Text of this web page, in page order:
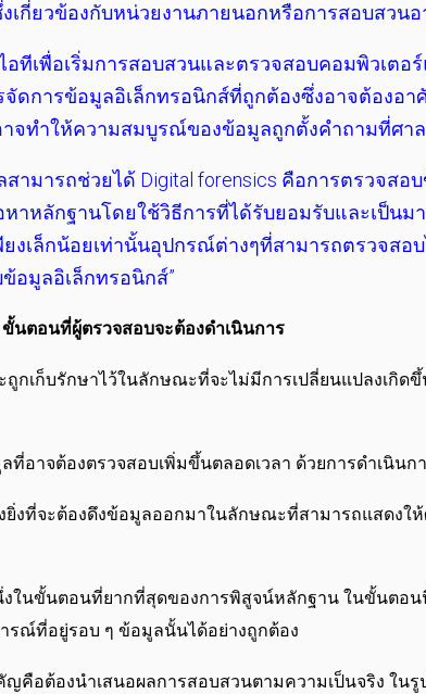
เกี่ยวข้องกับหน่วยงานภายนอกหรือการสอบสวน
ทีเพื่อเริ่มการสอบสวนและตรวจสอบคอมพิวเตอ
ดการข้อมูลอิเล็กทรอนิกส์ที่ถูกต้องซึ่งอาจต้องอ
จทำให้ความสมบูรณ์ของข้อมูลถูกตั้งคำถามที่ศา
มารถช่วยได้ Digital forensics คือการตรวจส
าหลักฐานโดยใช้วิธีการที่ได้รับยอมรับและเป็นม
ยงเล็กน้อยเท่านั้นอุปกรณ์ต่างๆที่สามารถตรวจ
อมูลอิเล็กทรอนิกส์”
นตอนที่ผู้ตรวจสอบจะต้องดำเนินการ
ถูกเก็บรักษาไว้ในลักษณะที่จะไม่มีการเปลี่ยนแปลงเกิ
อาจต้องตรวจสอบเพิ่มขึ้นตลอดเวลา ด้วยการดำเนิน
งยิ่งที่จะต้องดึงข้อมูลออกมาในลักษณะที่สามารถแสดง
งในขั้นตอนที่ยากที่สุดของการพิสูจน์หลักฐาน ในขั้นตอ
ณ์ที่อยู่รอบ ๆ ข้อมูลนั้นได้อย่างถูกต้อง
ญคือต้องนำเสนอผลการสอบสวนตามความเป็นจริง ใน